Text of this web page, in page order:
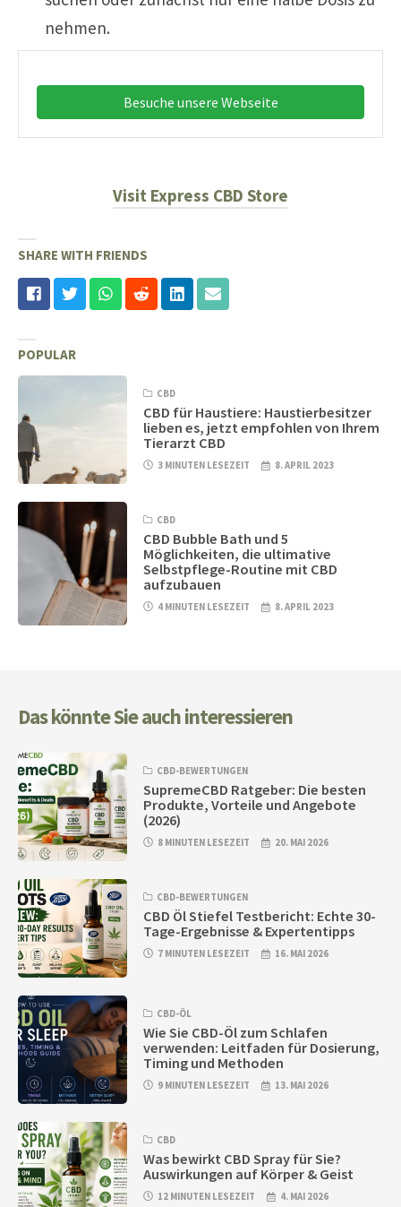
nehmen.
Besuche unsere Webseite
Visit Express CBD Store
SHARE WITH FRIENDS
POPULAR
CBD
CBD für Haustiere: Haustierbesitzer
lieben es, jetzt empfohlen von Ihrem
Tierarzt CBD
3 MINUTEN LESEZEIT 8. APRIL 2023
CBD
CBD Bubble Bath und 5
Möglichkeiten, die ultimative
Selbstpflege-Routine mit CBD
aufzubauen
4 MINUTEN LESEZEIT 8. APRIL 2023
Das könnte Sie auch interessieren
CBD-BEWERTUNGEN
SupremeCBD Ratgeber: Die besten
Produkte, Vorteile und Angebote
(2026)
8 MINUTEN LESEZEIT 20. MAI 2026
CBD-BEWERTUNGEN
CBD Öl Stiefel Testbericht: Echte 30-
Tage-Ergebnisse & Expertentipps
7 MINUTEN LESEZEIT 16. MAI 2026
CBD-ÖL
Wie Sie CBD-Öl zum Schlafen
verwenden: Leitfaden für Dosierung,
Timing und Methoden
9 MINUTEN LESEZEIT 13. MAI 2026
CBD
Was bewirkt CBD Spray für Sie?
Auswirkungen auf Körper & Geist
12 MINUTEN LESEZEIT 4. MAI 2026